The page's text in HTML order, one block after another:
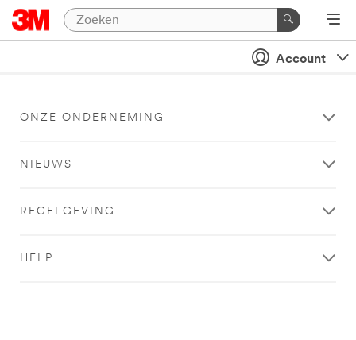
Account
ONZE ONDERNEMING
NIEUWS
REGELGEVING
HELP